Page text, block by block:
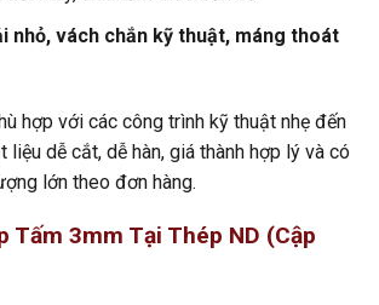
nhỏ, vách chắn kỹ thuật, máng thoát
hợp với các công trình kỹ thuật nhẹ đến
liệu dễ cắt, dễ hàn, giá thành hợp lý và có
lớn theo đơn hàng.
Tấm 3mm Tại Thép ND (Cập